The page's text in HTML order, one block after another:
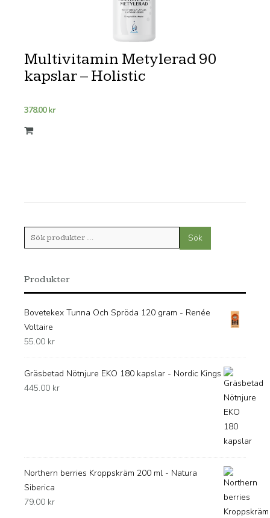
Multivitamin Metylerad 90
kapslar – Holistic
378.00kr
Sök
efter:
Sök
Produkter
Bovetekex Tunna Och Spröda 120 gram - Renée
Voltaire
55.00 kr
Gräsbetad Nötnjure EKO 180 kapslar - Nordic Kings
445.00 kr
Northern berries Kroppskräm 200 ml - Natura
Siberica
79.00 kr